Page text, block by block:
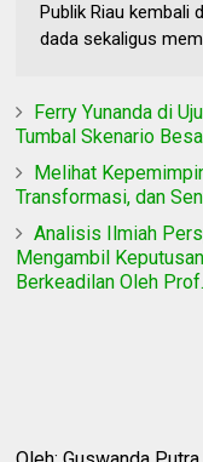
Publik Riau kembali
dada sekaligus
Ferry Yunanda di
Tumbal Skenario
Melihat
Transformasi, dan
Analisis Ilmiah
Mengambil
Berkeadilan Oleh